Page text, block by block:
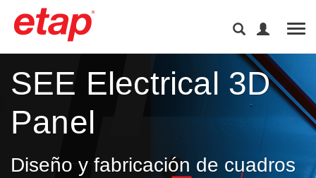
SEE Electrical 3D
Panel
Diseño y fabricación de cuadros